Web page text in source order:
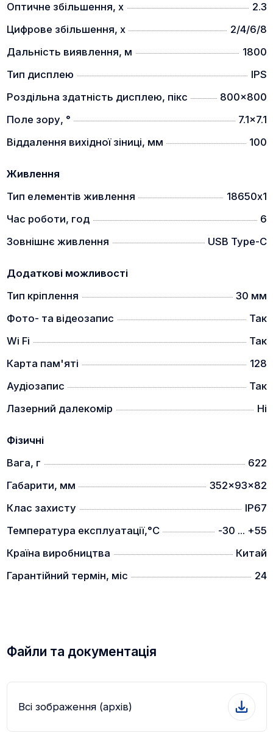
людського ока. Це забезпечує більш комфортне
спостереження за об'єктами.
Автоматичний відеозапис
З увімкненою функцією автоматичного
(20 секунд) при відчутті віддачі. Старт відео буде
за 8 секунд до пострілу.
Швидка та зручна пристрілка
запам'ятати 5 профілів пристрілки під різний
патрон чи зброю.
Класичний дизайн
дизайну оптичного прицілу, доповненого
Легко регулюйте цифрове збільшення простим
поворотом ручки керування.
Вбудований лазерний далекомір та
до 1000 м. Балістичний калькулятор враховує такі
фактори, як дульна швидкість і вага кулі, що
Оптичне збільшення, x
2.3
Цифрове збільшення, x
2/4/6/8
Дальність виявлення, м
1800
Тип дисплею
IPS
Роздільна здатність дисплею, пікс
800x800
Поле зору, °
7.1x7.1
Віддалення вихідної зіниці, мм
100
Живлення
Тип елементів живлення
18650х1
Час роботи, год
6
Зовнішнє живлення
USB Type-C
Додаткові можливості
Тип кріплення
30 мм
Фото- та відеозапис
Так
Wi Fi
Так
Карта пам'яті
128
Аудіозапис
Так
Лазерний далекомір
Ні
Фізичні
Вага, г
622
Габарити, мм
352x93x82
Клас захисту
IP67
Температура експлуатації,°C
-30 ... +55
Країна виробництва
Китай
Гарантійний термін, міс
24
Файли та документація
Всі зображення (архів)